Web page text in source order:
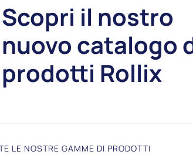
Scopri il nostro
nuovo catalogo
prodotti Rollix
LE NOSTRE GAMME DI PRODOTTI